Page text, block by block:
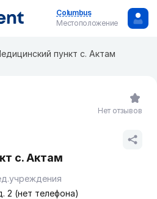
Columbus
Местоположение
пункт с. Актам
с. Актам
2 (нет телефона)
Нет отзывов